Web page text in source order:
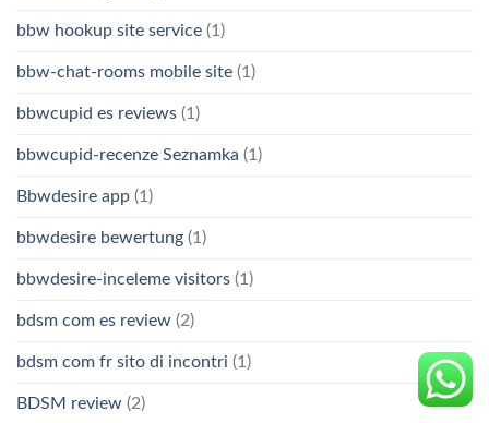
bbw hookup site service (1)
bbw-chat-rooms mobile site (1)
bbwcupid es reviews (1)
bbwcupid-recenze Seznamka (1)
Bbwdesire app (1)
bbwdesire bewertung (1)
bbwdesire-inceleme visitors (1)
bdsm com es review (2)
bdsm com fr sito di incontri (1)
BDSM review (2)